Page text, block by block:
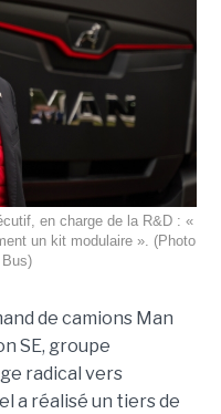
en charge de la R&D : «
un kit modulaire ». (Photo
de camions Man
SE, groupe
radical vers
a réalisé un tiers de